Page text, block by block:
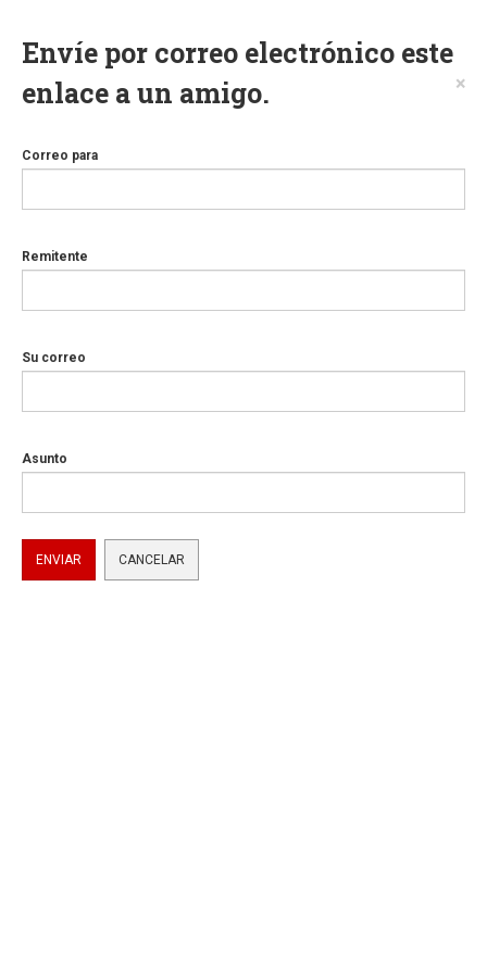
Envíe por correo electrónico este
enlace a un amigo.
×
Correo para
Remitente
Su correo
Asunto
ENVIAR CANCELAR